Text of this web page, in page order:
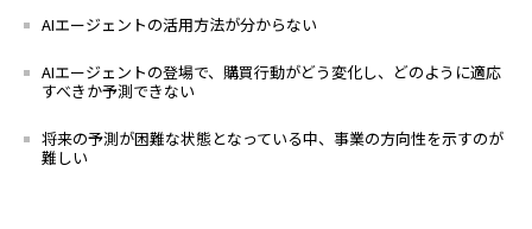
AIエージェントの活用方法が分からない
AIエージェントの登場で、購買行動がどう変化し、どのように適応
すべきか予測できない
将来の予測が困難な状態となっている中、事業の方向性を示すのが
難しい